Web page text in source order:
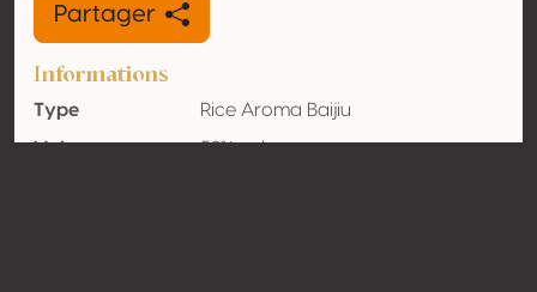
Partager
Informations
Type
Rice Aroma Baijiu
Volume
52% vol